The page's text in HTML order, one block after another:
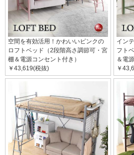
空間を有効活用！かわいいピンクの
ロフトベッド（2段階高さ調節可・宮
棚＆電源コンセント付き）
￥43,619(税抜)
イン
フト
＆電
￥